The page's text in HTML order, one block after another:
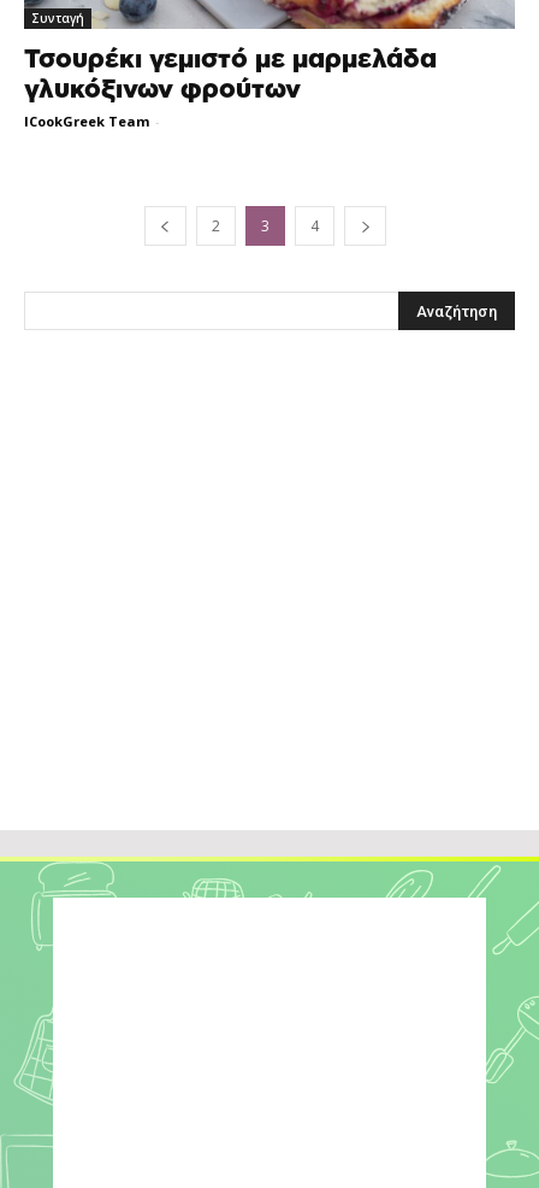
Συνταγή
Τσουρέκι γεμιστό με μαρμελάδα
γλυκόξινων φρούτων
ICookGreek Team -
2 3 4